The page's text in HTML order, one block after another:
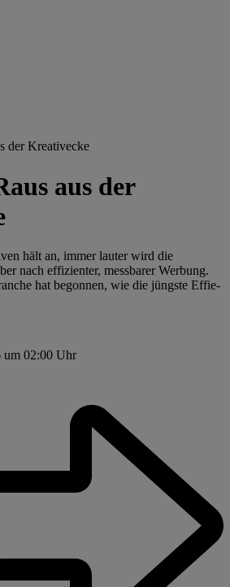
der Kreativecke
aus der
hält an, immer lauter wird die
nach effizienter, messbarer Werbung.
hat begonnen, wie die jüngste Effie-
um 02:00 Uhr